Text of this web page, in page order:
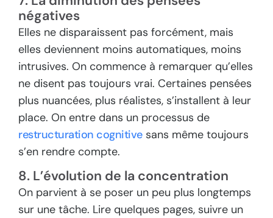
négatives
Elles ne disparaissent pas forcément, mais
elles deviennent moins automatiques, moins
intrusives. On commence à remarquer qu’elles
ne disent pas toujours vrai. Certaines pensées
plus nuancées, plus réalistes, s’installent à leur
place. On entre dans un processus de
restructuration cognitivesans même toujours
s’en rendre compte.
8. L’évolution de la concentration
On parvient à se poser un peu plus longtemps
sur une tâche. Lire quelques pages, suivre un